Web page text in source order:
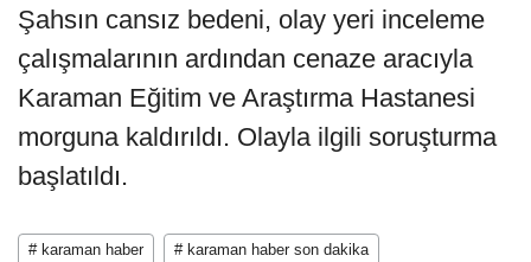
Şahsın cansız bedeni, olay yeri inceleme
çalışmalarının ardından cenaze aracıyla
Karaman Eğitim ve Araştırma Hastanesi
morguna kaldırıldı. Olayla ilgili soruşturma
başlatıldı.
# karaman haber # karaman haber son dakika